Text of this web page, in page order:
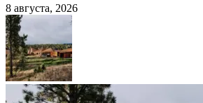
8 августа, 2026